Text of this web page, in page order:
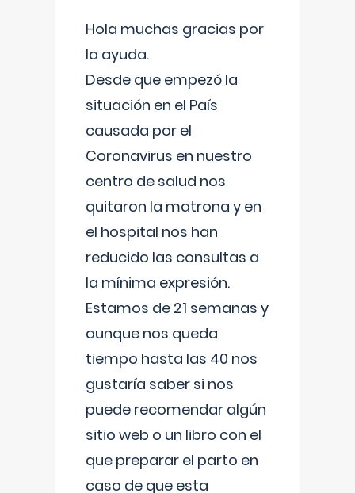
Hola muchas gracias por
la ayuda.
Desde que empezó la
situación en el País
causada por el
Coronavirus en nuestro
centro de salud nos
quitaron la matrona y en
el hospital nos han
reducido las consultas a
la mínima expresión.
Estamos de 21 semanas y
aunque nos queda
tiempo hasta las 40 nos
gustaría saber si nos
puede recomendar algún
sitio web o un libro con el
que preparar el parto en
caso de que esta